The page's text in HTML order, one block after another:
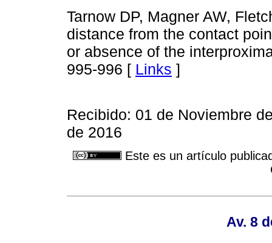
Tarnow DP, Magner AW,
distance from the contact
or absence of the
995-996 [ Links ]
Recibido: 01 de Noviembre
de 2016
Este es un artículo
Av. 8